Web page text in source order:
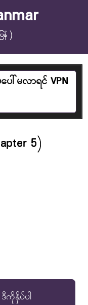
န် )
ါ်မလာရင် VPN
5)
ကိုနှိပ်ပါ